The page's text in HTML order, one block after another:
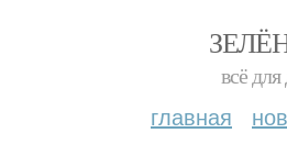
всё
главная